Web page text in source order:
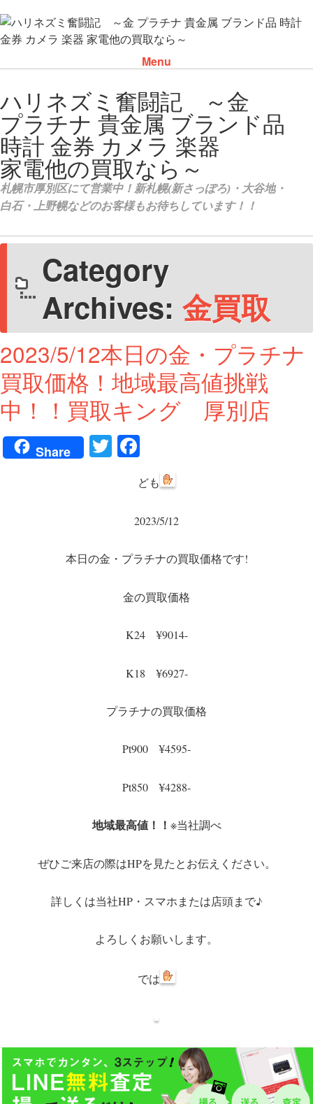
Menu
Category
Archives: 金買取
2023/5/12本日の金・プラチナ
買取価格！地域最高値挑戦
中！！買取キング 厚別店
Share T
bo
ok
ども
2023/5/12
本日の金・プラチナの買取価格です!
金の買取価格
K24 ¥9014-
K18 ¥6927-
プラチナの買取価格
Pt900 ¥4595-
Pt850 ¥4288-
地域最高値！！ ※当社調べ
ぜひご来店の際はHPを見たとお伝えください。
詳しくは当社HP・スマホまたは店頭まで♪
よろしくお願いします。
では